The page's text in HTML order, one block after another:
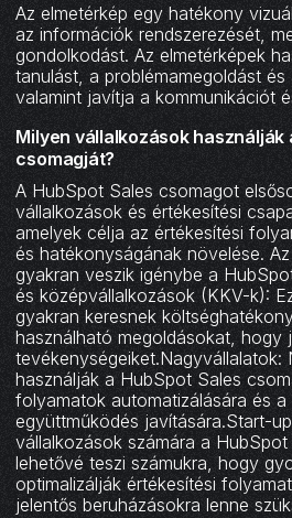
Az elmetérkép egy hatékony
az információk rendszerezését,
gondolkodást. Az elmetérképek
tanulást, a problémamegoldást és
valamint javítja a kommunikációt
Milyen vállalkozások használják
csomagját?
A HubSpot Sales csomagot
vállalkozások és értékesítési
amelyek célja az értékesítési
és hatékonyságának növelése.
gyakran veszik igénybe a
és középvállalkozások (KKV-k):
gyakran keresnek
használható megoldásokat, hogy
tevékenységeiket.Nagyvállalatok:
használják a HubSpot Sales
folyamatok automatizálására és
együttműködés javítására.Start-
vállalkozások számára a
lehetővé teszi számukra, hogy
optimalizálják értékesítési
jelentős beruházásokra lenne